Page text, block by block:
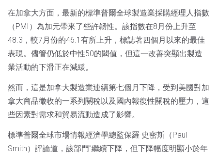
在加拿大方面，最新的標準普爾全球製造業採購經理人指數
（PMI）為加元帶來了些許韌性。該指數在8月份上升至
48.3，較7月份的46.1有所上升，標誌著四個月以來的最佳
表現。儘管仍低於中性50的閾值，但這一改善突顯出製造
業活動的下滑正在減緩。
然而，這是加拿大製造業連續第七個月下降，受到美國對加
拿大商品徵收的一系列關稅以及國內報復性關稅的壓力，這
些因素對需求和貿易流動造成了影響。
標準普爾全球市場情報經濟學總監保羅·史密斯（Paul
Smith）評論道，該部門"繼續下降，但下降幅度明顯小於年